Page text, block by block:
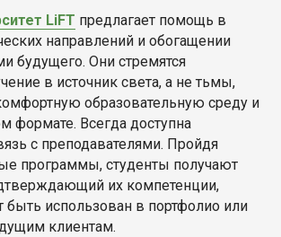
LiFT предлагает помощь в
направлений и обогащении
будущего. Они стремятся
в источник света, а не тьмы,
образовательную среду и
формате. Всегда доступна
с преподавателями. Пройдя
программы, студенты получают
их компетенции,
использован в портфолио или
клиентам.